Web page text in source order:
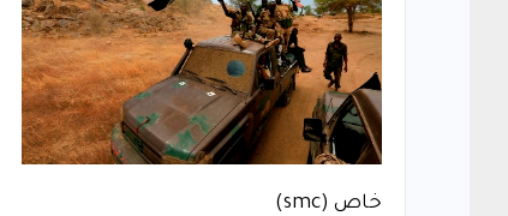
خاص (smc)